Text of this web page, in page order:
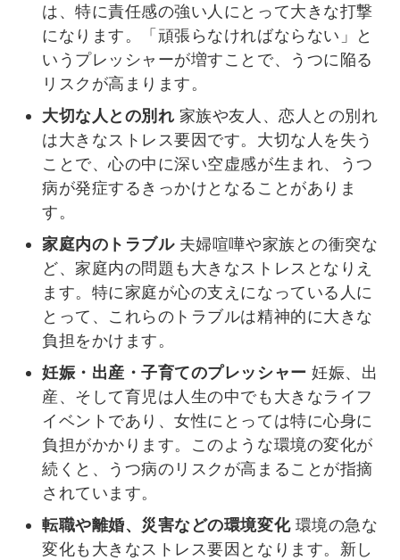
は、特に責任感の強い人にとって大きな打撃
になります。「頑張らなければならない」と
いうプレッシャーが増すことで、うつに陥る
リスクが高まります。
大切な人との別れ 家族や友人、恋人との別れ
は大きなストレス要因です。大切な人を失う
ことで、心の中に深い空虚感が生まれ、うつ
病が発症するきっかけとなることがありま
す。
家庭内のトラブル夫婦喧嘩や家族との衝突な
ど、家庭内の問題も大きなストレスとなりえ
ます。特に家庭が心の支えになっている人に
とって、これらのトラブルは精神的に大きな
負担をかけます。
妊娠・出産・子育てのプレッシャー 妊娠、出
産、そして育児は人生の中でも大きなライフ
イベントであり、女性にとっては特に心身に
負担がかかります。このような環境の変化が
続くと、うつ病のリスクが高まることが指摘
されています。
転職や離婚、災害などの環境変化環境の急な
変化も大きなストレス要因となります。新し